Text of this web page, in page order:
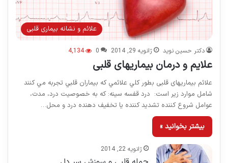
علائم و نشانه بیماری قلبی
دکتر حسین نوید ژانویه 29, 2014 0
4,134
علایم و درمان بیماریهای قلبی
علائم بیماریهای قلبی بطور کلي علائمي که بيماران قلبي تجربه مي کنند
شامل موارد زير است: درد قفسه سينه: که به خصوصيت درد، مدت،
عوامل شروع کننده تشديد کننده يا تخفيف دهنده درد و محل…
بیشتر بخوانید »
ژانویه 22, 2014